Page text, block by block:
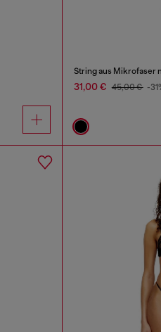
String aus Mikrofaser
31,00 € 45,00 € -